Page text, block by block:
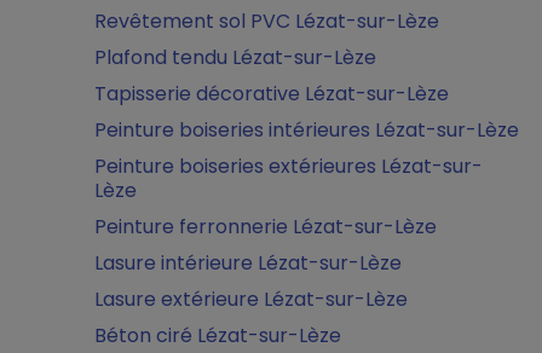
Revêtement sol PVC Lézat-sur-Lèze
Plafond tendu Lézat-sur-Lèze
Tapisserie décorative Lézat-sur-Lèze
Peinture boiseries intérieures Lézat-sur-Lèze
Peinture boiseries extérieures Lézat-sur-
Lèze
Peinture ferronnerie Lézat-sur-Lèze
Lasure intérieure Lézat-sur-Lèze
Lasure extérieure Lézat-sur-Lèze
Béton ciré Lézat-sur-Lèze